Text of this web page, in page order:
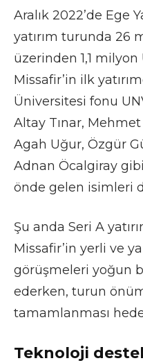
Aralık 2022’de Ege
yatırım turunda 26
üzerinden 1,1 milyon
Missafir’in ilk
Üniversitesi fonu
Altay Tınar,
Agah Uğur, Özgür
Adnan Öcalgiray
önde gelen isimleri
Şu anda Seri A
Missafir’in yerli ve
görüşmeleri yoğun
ederken, turun
tamamlanması
Teknoloji